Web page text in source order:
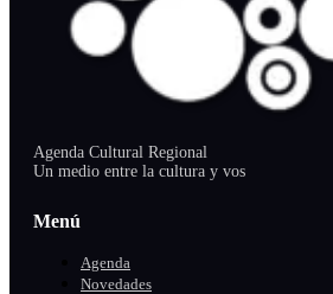
Agenda Cultural Regional
Un medio entre la cultura y vos
Menú
Agenda
Novedades